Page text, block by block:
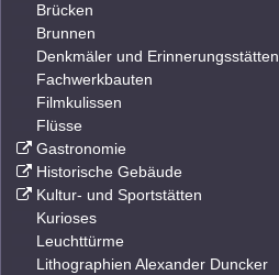
Brücken
Brunnen
Denkmäler und Erinnerungsstätten
Fachwerkbauten
Filmkulissen
Flüsse
Gastronomie
Historische Gebäude
Kultur- und Sportstätten
Kurioses
Leuchttürme
Lithographien Alexander Duncker